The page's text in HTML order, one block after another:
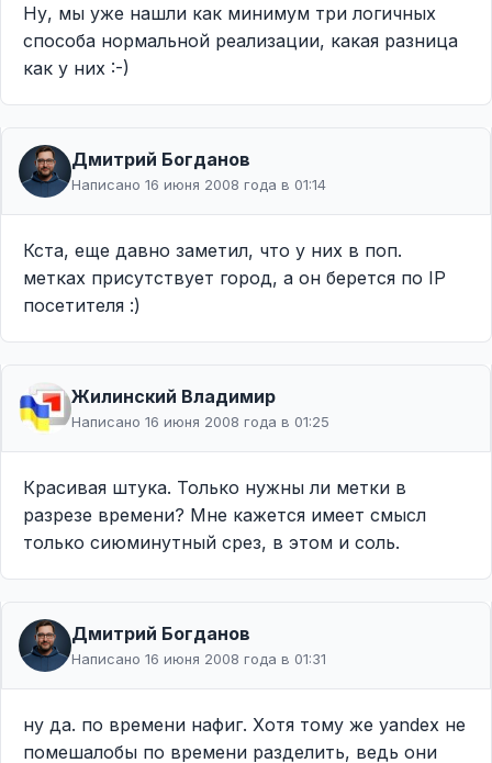
Ну, мы уже нашли как минимум три логичных
способа нормальной реализации, какая разница
как у них :-)
Дмитрий Богданов
Написано 16 июня 2008 года в 01:14
Кста, еще давно заметил, что у них в поп.
метках присутствует город, а он берется по IP
посетителя :)
Жилинcкий Владимир
Написано 16 июня 2008 года в 01:25
Красивая штука. Только нужны ли метки в
разрезе времени? Мне кажется имеет смысл
только сиюминутный срез, в этом и соль.
Дмитрий Богданов
Написано 16 июня 2008 года в 01:31
ну да. по времени нафиг. Хотя тому же yandex не
помешалобы по времени разделить, ведь они